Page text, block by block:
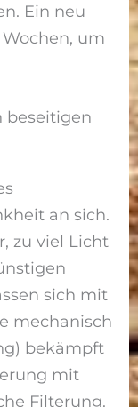
Ein neu
um
beseitigen
an sich.
zu viel Licht
sich mit
mechanisch
bekämpft
mit
Filterung.